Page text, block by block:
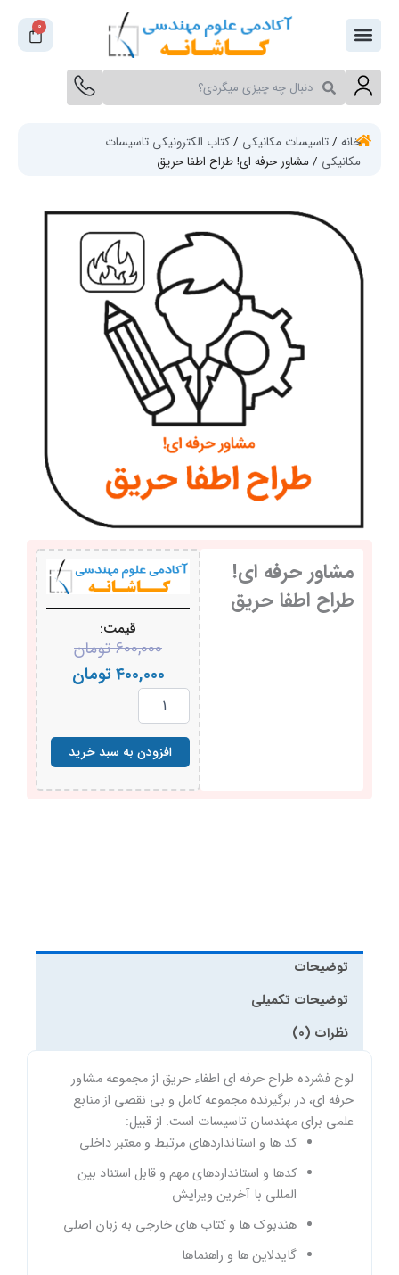
محتوا
0
سبد
خرید
جستجو
کنید
جستجو
کنید
خانه /تاسیسات مکانیکی /کتاب الکترونیکی تاسیسات
مکانیکی / مشاور حرفه ای! طراح اطفا حریق
مشاور حرفه ای!
طراح اطفا حریق
قیمت:
600,000تومانقیمت
اصلی:
400,000تومان
قیمت
فعلی:
400,000 تومان.
مشاور
حرفه
طراح
اطفا
حریق
افزودن به سبد خرید
توضیحات
توضیحات تکمیلی
نظرات (0)
لوح فشرده طراح حرفه ای اطفاء حریق از مجموعه مشاور
حرفه ای، در برگیرنده مجموعه کامل و بی نقصی از منابع
علمی برای مهندسان تاسیسات است. از قبیل:
کد ها و استانداردهای مرتبط و معتبر داخلی
کدها و استانداردهای مهم و قابل استناد بین
المللی با آخرین ویرایش
هندبوک ها و کتاب های خارجی به زبان اصلی
گایدلاین ها و راهنماها